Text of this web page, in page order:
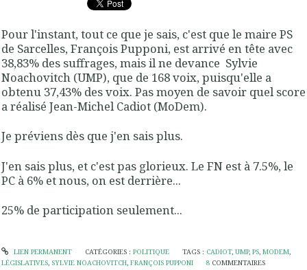
Pour l'instant, tout ce que je sais, c'est que le maire PS
de Sarcelles, François Pupponi, est arrivé en tête avec
38,83% des suffrages, mais il ne devance Sylvie
Noachovitch (UMP), que de 168 voix, puisqu'elle a
obtenu 37,43% des voix. Pas moyen de savoir quel score
a réalisé Jean-Michel Cadiot (MoDem).
Je préviens dès que j'en sais plus.
J'en sais plus, et c'est pas glorieux. Le FN est à 7.5%, le
PC à 6% et nous, on est derrière...
25% de participation seulement...
LIEN PERMANENT CATÉGORIES : POLITIQUE TAGS : CADIOT,UMP,PS,MODEM,
LÉGISLATIVES, SYLVIE NOACHOVITCH, FRANÇOIS PUPPONI 8 COMMENTAIRES